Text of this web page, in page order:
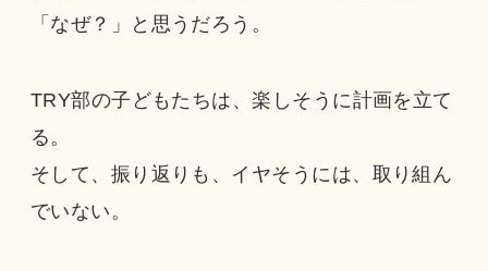
「なぜ？」と思うだろう。
TRY部の子どもたちは、楽しそうに計画を立て
る。
そして、振り返りも、イヤそうには、取り組ん
でいない。